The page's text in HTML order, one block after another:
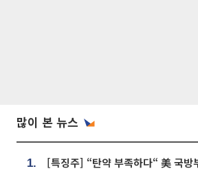
많이 본 뉴스
1.